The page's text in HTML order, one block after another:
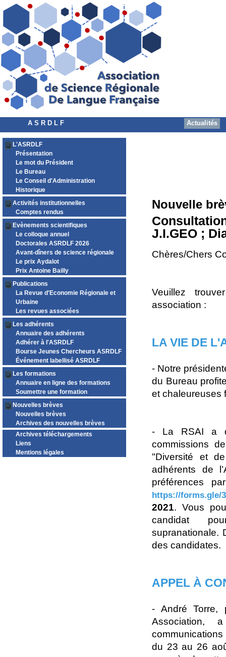
A S R D L F Actualités
L'ASRDLF
Présentation
Le mot du Président
Le Bureau
Le Conseil d'Administration
Historique
Activités institutionnelles
Comptes rendus
Evènements scientifiques
Le colloque annuel
Doctorales ASRDLF 2026
Avant-dîners de science régionale
Le prix Aydalot
Prix Antoine Bailly
Publications
La Revue d'Economie Régionale et
Urbaine
Les revues associées
Les adhérents
Annuaire des adhérents
Adhérer à l'ASRDLF
Bourse Jeunes Chercheurs ASRDLF
Événement labellisé ASRDLF
Les formations
Annuaire en ligne des formations
Soumettre une formation
Nouvelles brèves
Nouvelles brèves
Archives des nouvelles brèves
Archives téléchargements
Liens
Mentions légales
Nouvelle
J.I.GEO ;
Chères/Chers
Veuillez
association :
LA VIE DE
- Notre
du Bureau
et chaleureuses
- La RSAI a
commissions
"Diversité et
adhérents de
préférences
https://forms.gle/
2021. Vous
candidat
supranationale.
des candidates.
APPEL À
- André Torre,
du 23 au 26